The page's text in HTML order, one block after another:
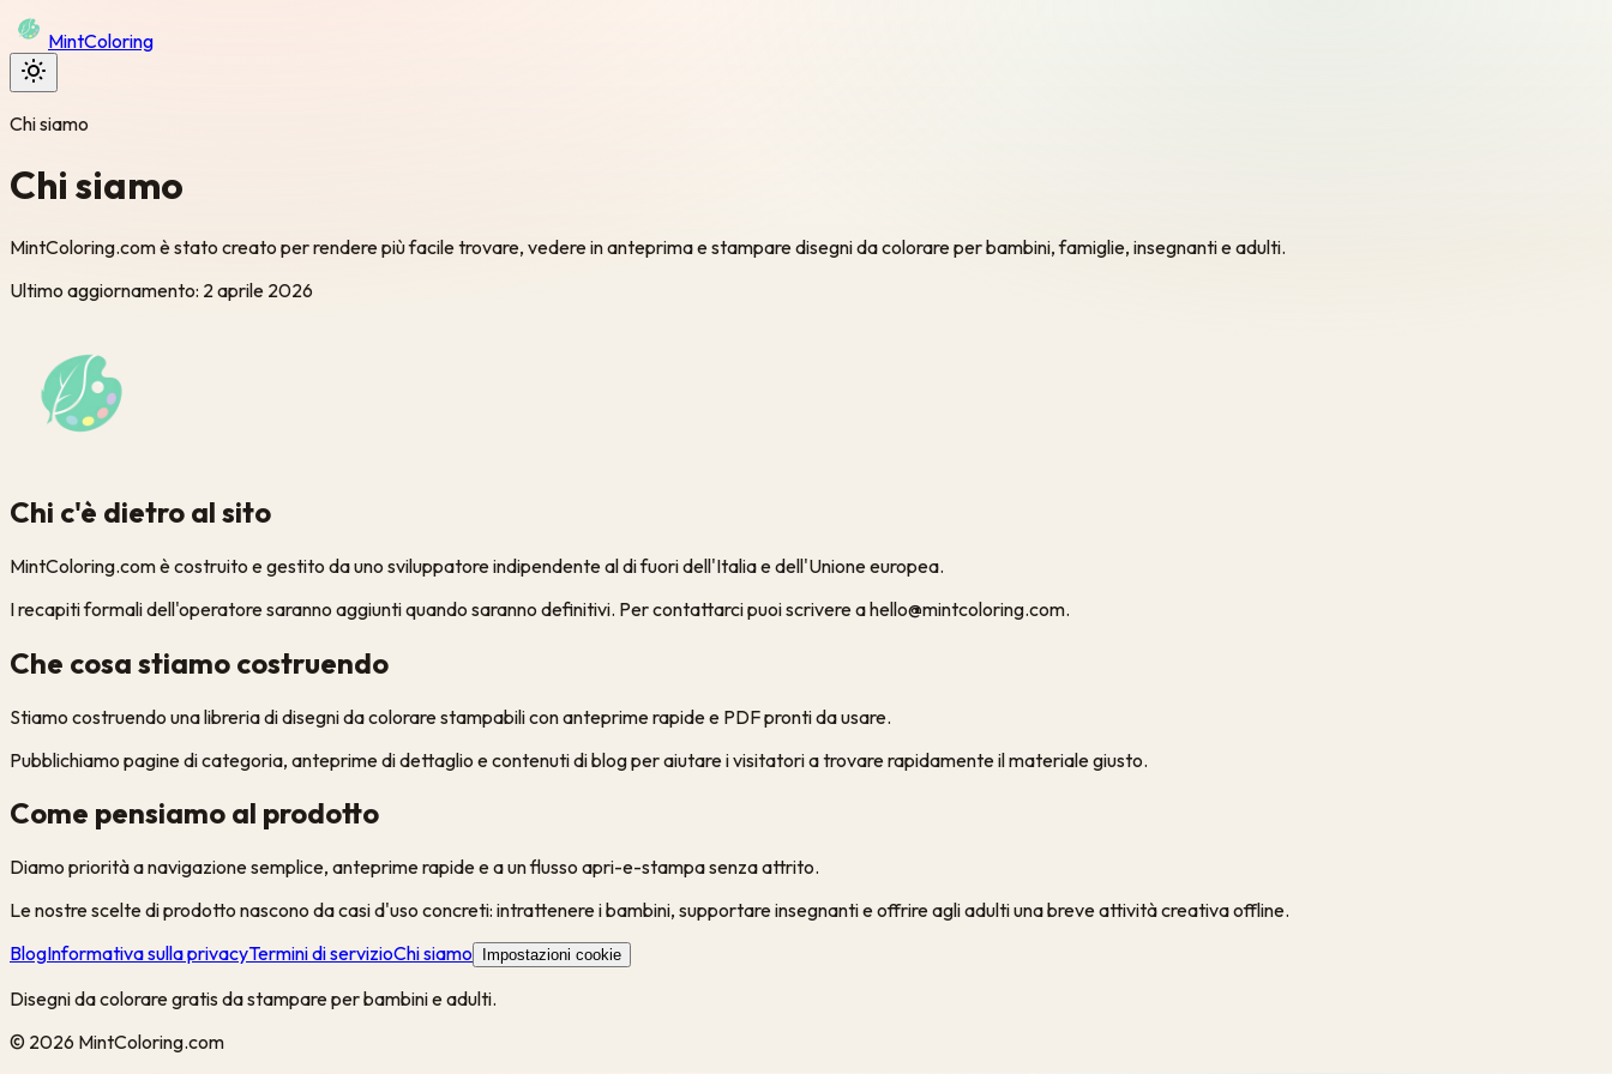
MintColoring
Chi siamo
Chi siamo
MintColoring.com è stato creato per rendere più facile trovare, vedere in anteprima e stampare disegni da colorare per bambini, famiglie, insegnanti e adulti.
Ultimo aggiornamento: 2 aprile 2026
Chi c'è dietro al sito
MintColoring.com è costruito e gestito da uno sviluppatore indipendente al di fuori dell'Italia e dell'Unione europea.
I recapiti formali dell'operatore saranno aggiunti quando saranno definitivi. Per contattarci puoi scrivere a hello@mintcoloring.com.
Che cosa stiamo costruendo
Stiamo costruendo una libreria di disegni da colorare stampabili con anteprime rapide e PDF pronti da usare.
Pubblichiamo pagine di categoria, anteprime di dettaglio e contenuti di blog per aiutare i visitatori a trovare rapidamente il materiale giusto.
Come pensiamo al prodotto
Diamo priorità a navigazione semplice, anteprime rapide e a un flusso apri-e-stampa senza attrito.
Le nostre scelte di prodotto nascono da casi d'uso concreti: intrattenere i bambini, supportare insegnanti e offrire agli adulti una breve attività creativa offline.
BlogInformativa sulla privacyTermini di servizioChi siamo Impostazioni cookie
Disegni da colorare gratis da stampare per bambini e adulti.
© 2026 MintColoring.com